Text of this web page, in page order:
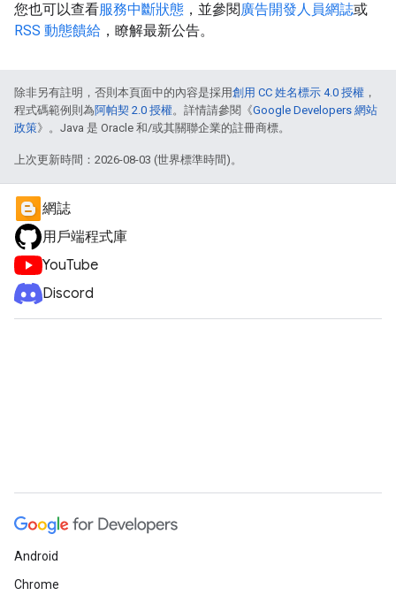
您也可以查看服務中斷狀態 ，並參閱廣告開發人員網誌或
RSS 動態饋給 ，瞭解最新公告。
除非另有註明，否則本頁面中的內容是採用創用 CC 姓名標示 4.0 授權 ，
程式碼範例則為阿帕契 2.0 授權。詳情請參閱《Google Developers 網站
政策》。Java 是 Oracle 和/或其關聯企業的註冊商標。
上次更新時間：2026-08-03 (世界標準時間)。
網誌
用戶端程式庫
YouTube
Discord
Android
Chrome